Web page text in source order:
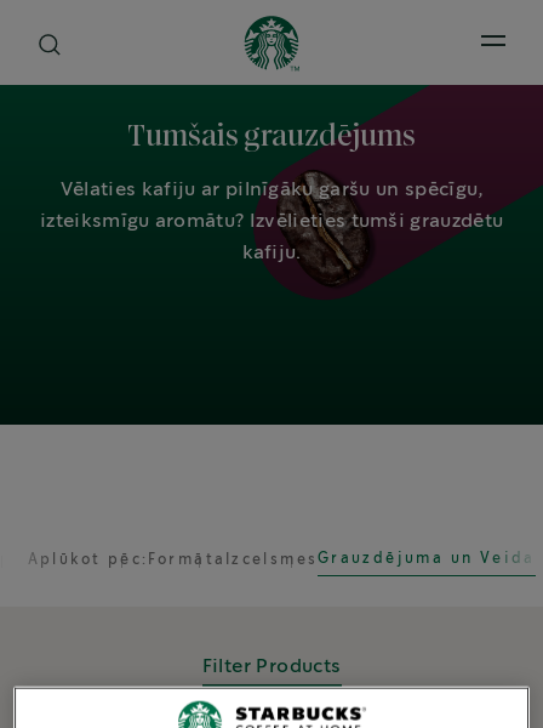
Tumšais grauzdējums
Vēlaties kafiju ar pilnīgāku garšu un spēcīgu,
izteiksmīgu aromātu? Izvēlieties tumši grauzdētu
kafiju.
Aplūkot pēc: Formāta IzcelsmesGrauzdējuma un Veida
Filter Products
Open